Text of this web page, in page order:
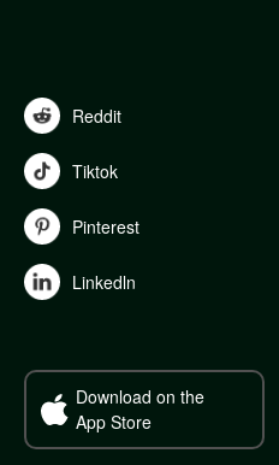
Reddit
Tiktok
Pinterest
Linkedln
Download on the
App Store